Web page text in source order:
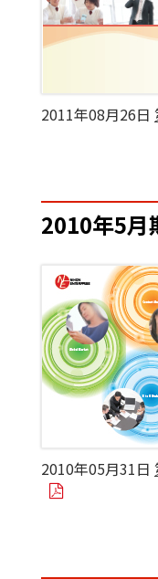
2011年08月26日
2010年5月
2010年05月31日